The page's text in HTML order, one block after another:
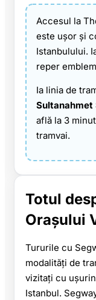
Accesul la
este ușor și
Istanbulului.
reper
Ia linia de
Sultanahmet
află la 3
tramvai.
Totul
Orașului
Tururile cu
modalități de
vizitați cu
Istanbul.